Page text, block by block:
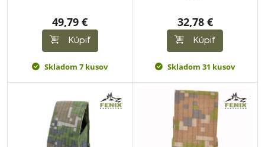
49,79 €
Kúpiť
Skladom 7 kusov
32,78 €
Kúpiť
Skladom 31 kusov